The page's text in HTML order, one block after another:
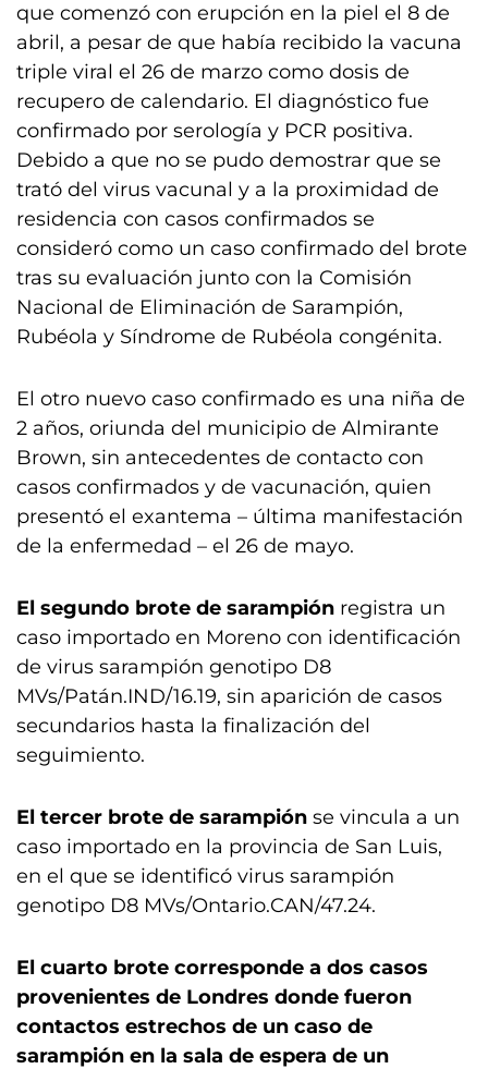
que comenzó con erupción en la piel el 8 de
abril, a pesar de que había recibido la vacuna
triple viral el 26 de marzo como dosis de
recupero de calendario. El diagnóstico fue
confirmado por serología y PCR positiva.
Debido a que no se pudo demostrar que se
trató del virus vacunal y a la proximidad de
residencia con casos confirmados se
consideró como un caso confirmado del brote
tras su evaluación junto con la Comisión
Nacional de Eliminación de Sarampión,
Rubéola y Síndrome de Rubéola congénita.
El otro nuevo caso confirmado es una niña de
2 años, oriunda del municipio de Almirante
Brown, sin antecedentes de contacto con
casos confirmados y de vacunación, quien
presentó el exantema – última manifestación
de la enfermedad – el 26 de mayo.
El segundo brote de sarampión registra un
caso importado en Moreno con identificación
de virus sarampión genotipo D8
MVs/Patán.IND/16.19, sin aparición de casos
secundarios hasta la finalización del
seguimiento.
El tercer brote de sarampión se vincula a un
caso importado en la provincia de San Luis,
en el que se identificó virus sarampión
genotipo D8 MVs/Ontario.CAN/47.24.
El cuarto brote corresponde a dos casos
provenientes de Londres donde fueron
contactos estrechos de un caso de
sarampión en la sala de espera de un